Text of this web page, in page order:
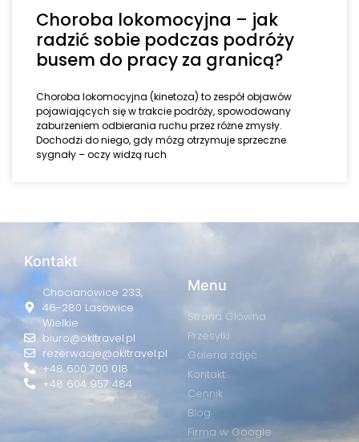
Choroba lokomocyjna – jak
radzić sobie podczas podróży
busem do pracy za granicą?
Choroba lokomocyjna (kinetoza) to zespół objawów
pojawiających się w trakcie podróży, spowodowany
zaburzeniem odbierania ruchu przez różne zmysły.
Dochodzi do niego, gdy mózg otrzymuje sprzeczne
sygnały – oczy widzą ruch
Kontakt
Chocianowice 233,
46-280 Lasowice
Wielkie
biuro@okltravel.pl
rezerwacje@okltravel.pl
+48 600 700 018
+48 604 957 484
Menu
Strona Główna
Przesyłki
Galeria zdjęć
Kontakt
Cennik
Blog
Firma w Google